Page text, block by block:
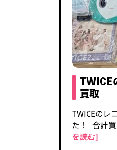
TWICE
買取
TWICEのレ
た！ 合計
を読む]